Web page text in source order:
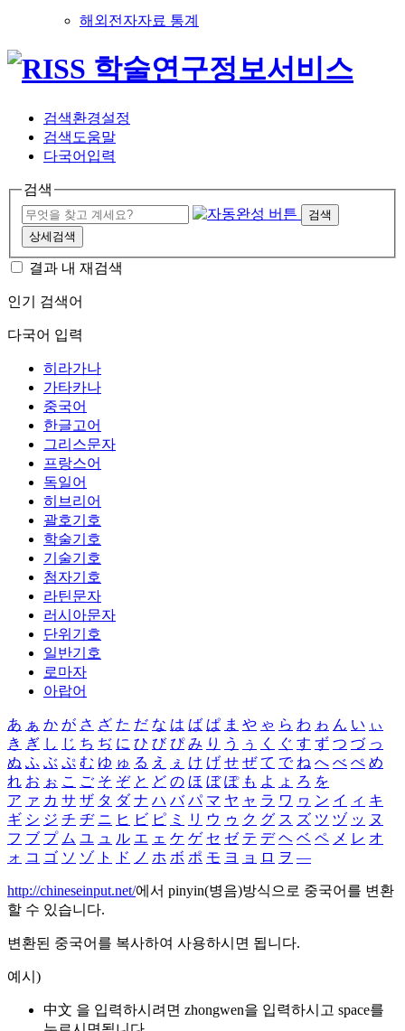
해외전자자료 통계
검색환경설정
검색도움말
다국어입력
검색
검색
상세검색
결과 내 재검색
인기 검색어
다국어 입력
히라가나
가타카나
중국어
한글고어
그리스문자
프랑스어
독일어
히브리어
괄호기호
학술기호
기술기호
첨자기호
라틴문자
러시아문자
단위기호
일반기호
로마자
아랍어
あ ぁ か が さ ざ た だ な は ば ぱ ま や ゃ ら わ ゎ ん い ぃ
き ぎ し じ ち ぢ に ひ び ぴ み り う ぅ く ぐ す ず つ づ っ
ぬ ふ ぶ ぷ む ゆ ゅ る え ぇ け げ せ ぜ て で ね へ べ ぺ め
れ お ぉ こ ご そ ぞ と ど の ほ ぼ ぽ も よ ょ ろ を
ア ァ カ サ ザ タ ダ ナ ハ バ パ マ ヤ ャ ラ ワ ヮ ン イ ィ キ
ギ シ ジ チ ヂ ニ ヒ ビ ピ ミ リ ウ ゥ ク グ ス ズ ツ ヅ ッ ヌ
フ ブ プ ム ユ ュ ル エ ェ ケ ゲ セ ゼ テ デ ヘ ベ ペ メ レ オ
ォ コ ゴ ソ ゾ ト ド ノ ホ ボ ポ モ ヨ ョ ロ ヲ ―
http://chineseinput.net/에서 pinyin(병음)방식으로 중국어를 변환
할 수 있습니다.
변환된 중국어를 복사하여 사용하시면 됩니다.
예시)
中文 을 입력하시려면 zhongwen을 입력하시고 space를